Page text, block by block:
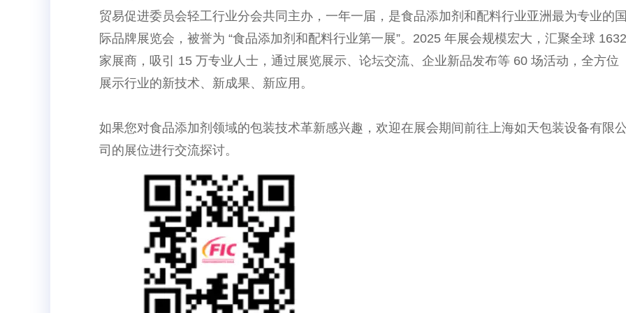
贸易促进委员会轻工行业分会共同主办，一年一届，是食品添加剂和配料行业亚洲最为专业的国
际品牌展览会，被誉为 “食品添加剂和配料行业第一展”。2025 年展会规模宏大，汇聚全球 1632
家展商，吸引 15 万专业人士，通过展览展示、论坛交流、企业新品发布等 60 场活动，全方位
展示行业的新技术、新成果、新应用。
如果您对食品添加剂领域的包装技术革新感兴趣，欢迎在展会期间前往上海如天包装设备有限公
司的展位进行交流探讨。